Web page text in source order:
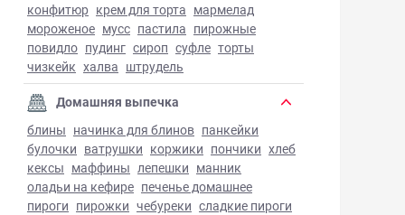
конфитюр крем для торта мармелад
мороженое мусс пастила пирожные
повидло пудинг сироп суфле торты
чизкейк халва штрудель
Домашняя выпечка
блины начинка для блинов панкейки
булочки ватрушки коржики пончики хлеб
кексы маффины лепешки манник
оладьи на кефире печенье домашнее
пироги пирожки чебуреки сладкие пироги